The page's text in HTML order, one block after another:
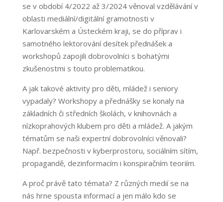
se v období 4/2022 až 3/2024 věnoval vzdělávání v
oblasti mediální/digitální gramotnosti v
Karlovarském a Ústeckém kraji, se do příprav i
samotného lektorování desítek přednášek a
workshopů zapojili dobrovolníci s bohatými
zkušenostmi s touto problematikou.
A jak takové aktivity pro děti, mládež i seniory
vypadaly? Workshopy a přednášky se konaly na
základních či středních školách, v knihovnách a
nízkoprahových klubem pro děti a mládež. A jakým
tématům se naši expertní dobrovolníci věnovali?
Např. bezpečnosti v kyberprostoru, sociálním sítím,
propagandě, dezinformacím i konspiračním teoriím.
A proč právě tato témata? Z různých medií se na
nás hrne spousta informací a jen málo kdo se